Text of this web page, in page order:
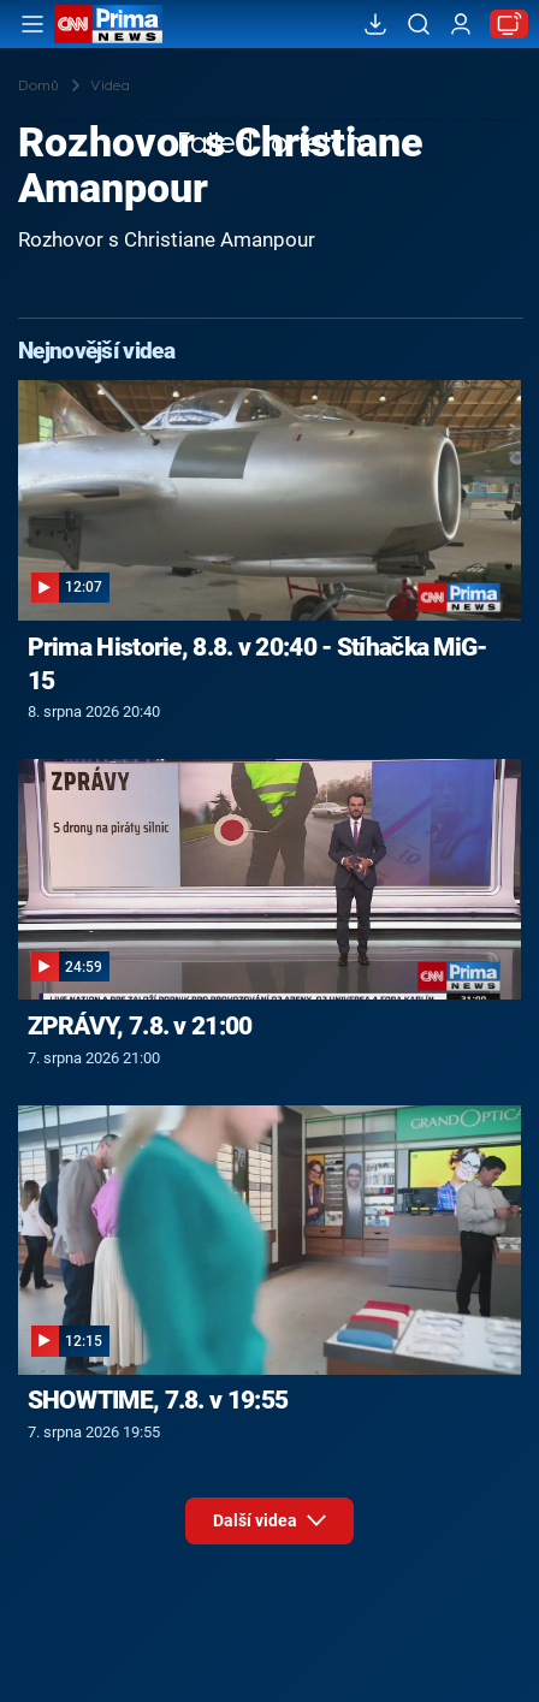
Domů Videa
Failed to fetch
Rozhovor s Christiane
Amanpour
Rozhovor s Christiane Amanpour
Nejnovější videa
12:07
Prima Historie, 8.8. v 20:40 - Stíhačka MiG-
15
8. srpna 2026 20:40
24:59
ZPRÁVY, 7.8. v 21:00
7. srpna 2026 21:00
12:15
SHOWTIME, 7.8. v 19:55
7. srpna 2026 19:55
Další videa